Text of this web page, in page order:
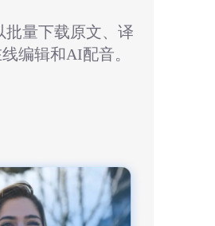
批量下载原文、译
编辑和AI配音。